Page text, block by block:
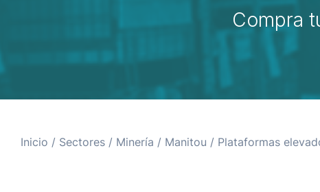
Compra
Inicio / Sectores / Minería / Manitou / Plataformas